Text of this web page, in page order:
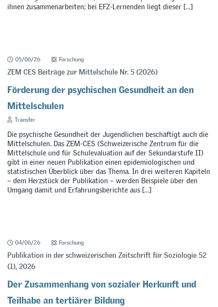
ihnen zusammenarbeiten; bei EFZ-Lernenden liegt dieser […]
05/06/26 Forschung
ZEM CES Beiträge zur Mittelschule Nr. 5 (2026)
Förderung der psychischen Gesundheit an den
Mittelschulen
Transfer
Die psychische Gesundheit der Jugendlichen beschäftigt auch die
Mittelschulen. Das ZEM-CES (Schweizerische Zentrum für die
Mittelschule und für Schulevaluation auf der Sekundarstufe II)
gibt in einer neuen Publikation einen epidemiologischen und
statistischen Überblick über das Thema. In drei weiteren Kapiteln
– dem Herzstück der Publikation – werden Beispiele über den
Umgang damit und Erfahrungsberichte aus […]
04/06/26 Forschung
Publikation in der schweizerischen Zeitschrift für Soziologie 52
(1), 2026
Der Zusammenhang von sozialer Herkunft und
Teilhabe an tertiärer Bildung